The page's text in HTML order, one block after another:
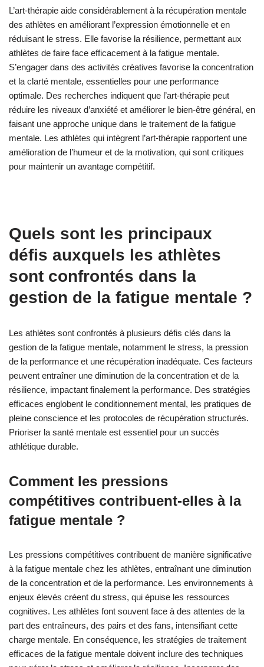
L’art-thérapie aide considérablement à la récupération mentale
des athlètes en améliorant l’expression émotionnelle et en
réduisant le stress. Elle favorise la résilience, permettant aux
athlètes de faire face efficacement à la fatigue mentale.
S’engager dans des activités créatives favorise la concentration
et la clarté mentale, essentielles pour une performance
optimale. Des recherches indiquent que l’art-thérapie peut
réduire les niveaux d’anxiété et améliorer le bien-être général, en
faisant une approche unique dans le traitement de la fatigue
mentale. Les athlètes qui intègrent l’art-thérapie rapportent une
amélioration de l’humeur et de la motivation, qui sont critiques
pour maintenir un avantage compétitif.
Quels sont les principaux
défis auxquels les athlètes
sont confrontés dans la
gestion de la fatigue mentale ?
Les athlètes sont confrontés à plusieurs défis clés dans la
gestion de la fatigue mentale, notamment le stress, la pression
de la performance et une récupération inadéquate. Ces facteurs
peuvent entraîner une diminution de la concentration et de la
résilience, impactant finalement la performance. Des stratégies
efficaces englobent le conditionnement mental, les pratiques de
pleine conscience et les protocoles de récupération structurés.
Prioriser la santé mentale est essentiel pour un succès
athlétique durable.
Comment les pressions
compétitives contribuent-elles à la
fatigue mentale ?
Les pressions compétitives contribuent de manière significative
à la fatigue mentale chez les athlètes, entraînant une diminution
de la concentration et de la performance. Les environnements à
enjeux élevés créent du stress, qui épuise les ressources
cognitives. Les athlètes font souvent face à des attentes de la
part des entraîneurs, des pairs et des fans, intensifiant cette
charge mentale. En conséquence, les stratégies de traitement
efficaces de la fatigue mentale doivent inclure des techniques